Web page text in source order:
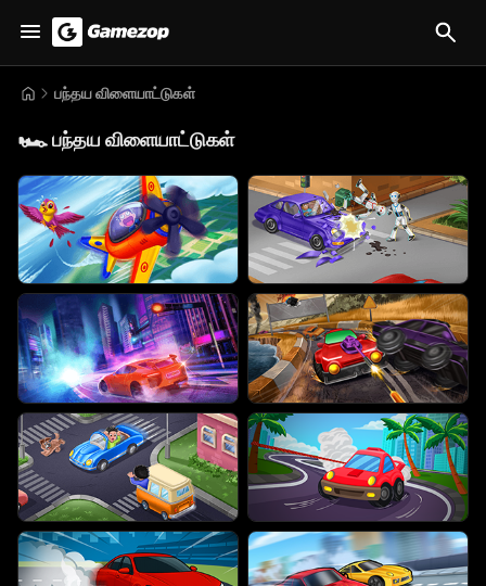
பந்தய விளையாட்டுகள்
🏎️பந்தய விளையாட்டுகள்